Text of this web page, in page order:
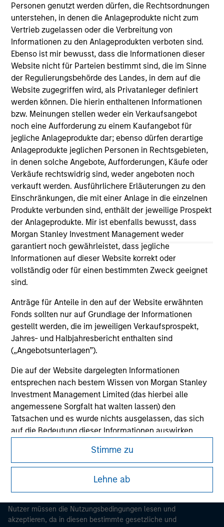
Personen genutzt werden dürfen, die Rechtsordnungen
unterstehen, in denen die Anlageprodukte nicht zum
Vertrieb zugelassen oder die Verbreitung von
Informationen zu den Anlageprodukten verboten sind.
Ebenso ist mir bewusst, dass die Informationen dieser
Website nicht für Parteien bestimmt sind, die im Sinne
der Regulierungsbehörde des Landes, in dem auf die
Website zugegriffen wird, als Privatanleger definiert
werden können. Die hierin enthaltenen Informationen
bzw. Meinungen stellen weder ein Verkaufsangebot
noch eine Aufforderung zu einem Kaufangebot für
jegliche Anlageprodukte dar; ebenso dürfen derartige
Anlageprodukte jeglichen Personen in Rechtsgebieten,
in denen solche Angebote, Aufforderungen, Käufe oder
Verkäufe rechtswidrig sind, weder angeboten noch
verkauft werden. Ausführlichere Erläuterungen zu den
Einschränkungen, die mit einer Anlage in die einzelnen
Produkte verbunden sind, enthält der jeweilige Prospekt
der Anlageprodukte. Mir ist ebenfalls bewusst, dass
Morgan Stanley Investment Management weder
garantiert noch gewährleistet, dass jegliche
Informationen auf dieser Website korrekt oder
vollständig oder für einen bestimmten Zweck geeignet
sind.
Anträge für Anteile in den auf der Website erwähnten
Fonds sollten nur auf Grundlage der Informationen
gestellt werden, die im jeweiligen Verkaufsprospekt,
Jahres- und Halbjahresbericht enthalten sind
(„Angebotsunterlagen”).
Die auf der Website dargelegten Informationen
entsprechen nach bestem Wissen von Morgan Stanley
Investment Management Limited (das hierbei alle
angemessene Sorgfalt hat walten lassen) den
Tatsachen und es wurde nichts ausgelassen, das sich
auf die Bedeutung dieser Informationen auswirken
seine verbundenen Unternehmen haften jedoch weder
für die Richtigkeit dieser Informationen noch für Fehler
oder Auslassungen durch Dritte.
verhindern, gelten für im Finanzsektor tätige Personen
besondere Verpflichtungen. Vor diesem Hintergrund ist
Stimme zu
Lehne ab
Investment Team
Morgan Stanley Expansion Capital
As of December 12, 2025. The above is provided for
informational and educational purposes only. There is no
guarantee that the investment mentioned resulted in
positive performance (for realized holdings), or will perform
well in the future (for current holdings). The trademarks and
service marks above are the property of their respective
owners. The information on this website has not been
authorized, sponsored, or otherwise approved by such
owners. By clicking on any links shown here, you agree that
you are navigating to a third party site. We are providing
these hyperlinks to you only as a convenience and the
inclusion of any hyperlink is not and does not imply any
endorsement, approval, investigation, verification or
monitoring by us of any information contained in any
hyperlinked site. In no event shall we be responsible for the
information contained on the site or your use of such site.
Morgan Stanley
Morgan Stanley Careers
Dieses Dokument ist ein Marketingdokument.
Nutzer müssen die Nutzungsbedingungen lesen und
akzeptieren, da in diesen bestimmte gesetzliche und